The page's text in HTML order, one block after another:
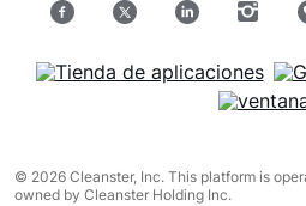
© 2026 Cleanster, Inc. This platform is
owned by Cleanster Holding Inc.